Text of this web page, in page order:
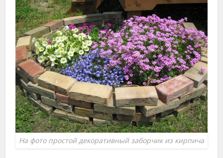
На фото простой декоративный заборчик из кирпича